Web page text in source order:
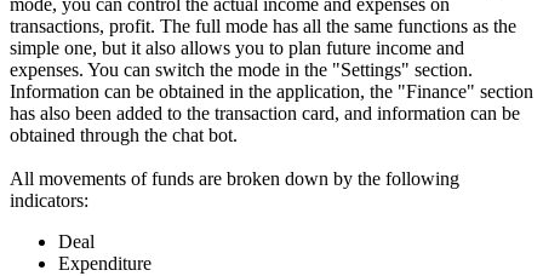
mode, you can control the actual income and expenses on
transactions, profit. The full mode has all the same functions as the
simple one, but it also allows you to plan future income and
expenses. You can switch the mode in the "Settings" section.
Information can be obtained in the application, the "Finance" section
has also been added to the transaction card, and information can be
obtained through the chat bot.
All movements of funds are broken down by the following
indicators:
Deal
Expenditure